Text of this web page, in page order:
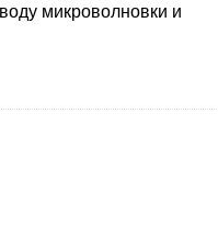
микроволновки и